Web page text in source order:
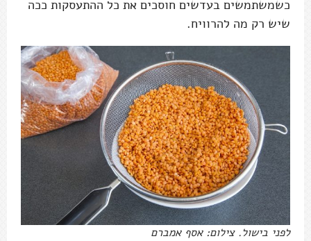
כשמשתמשים בעדשים חוסכים את כל ההתעסקות ככה
שיש רק מה להרוויח.
לפני בישול. צילום: אסף אמברם